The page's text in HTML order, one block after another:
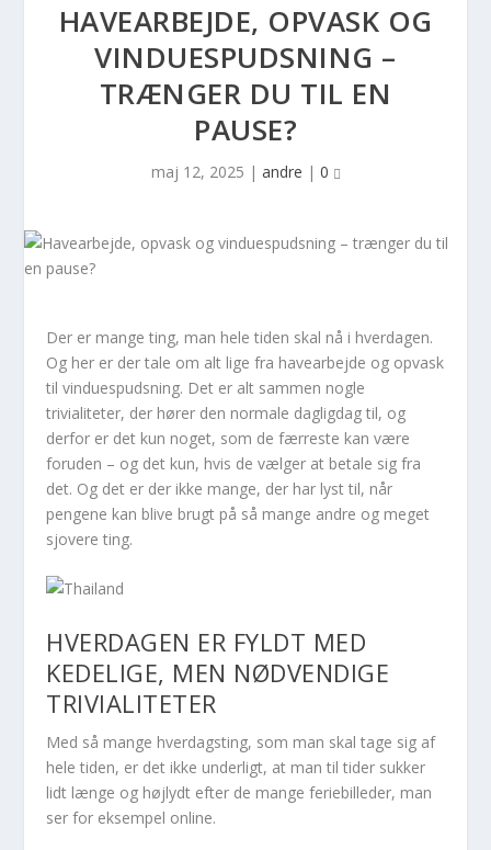
HAVEARBEJDE, OPVASK OG
VINDUESPUDSNING –
TRÆNGER DU TIL EN
PAUSE?
maj 12, 2025 | andre | 0
Der er mange ting, man hele tiden skal nå i hverdagen.
Og her er der tale om alt lige fra havearbejde og opvask
til vinduespudsning. Det er alt sammen nogle
trivialiteter, der hører den normale dagligdag til, og
derfor er det kun noget, som de færreste kan være
foruden – og det kun, hvis de vælger at betale sig fra
det. Og det er der ikke mange, der har lyst til, når
pengene kan blive brugt på så mange andre og meget
sjovere ting.
HVERDAGEN ER FYLDT MED
KEDELIGE, MEN NØDVENDIGE
TRIVIALITETER
Med så mange hverdagsting, som man skal tage sig af
hele tiden, er det ikke underligt, at man til tider sukker
lidt længe og højlydt efter de mange feriebilleder, man
ser for eksempel online.